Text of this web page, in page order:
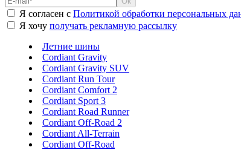
Я согласен с Политикой обработки персональных
Я хочу получать рекламную рассылку
Летние шины
Cordiant Gravity
Cordiant Gravity SUV
Cordiant Run Tour
Cordiant Comfort 2
Cordiant Sport 3
Cordiant Road Runner
Cordiant Off-Road 2
Cordiant All-Terrain
Cordiant Off-Road